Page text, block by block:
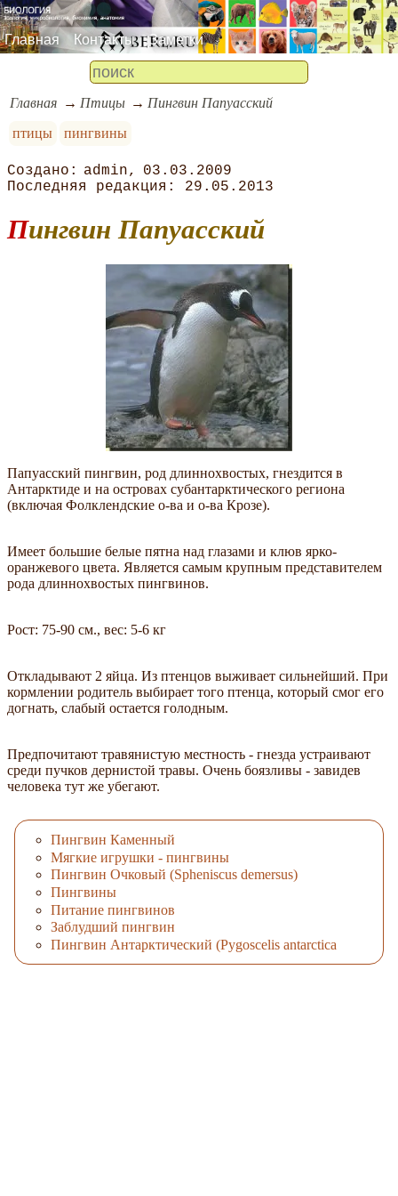
Главная Контакты Заметки
Главная Птицы
Пингвин Папуасский
птицы
пингвины
admin
03.03.2009
29.05.2013
Пингвин Папуасский
Папуасский пингвин, род длиннохвостых, гнездится в
Антарктиде и на островах субантарктического региона
(включая Фолклендские о-ва и о-ва Крозе).
Имеет большие белые пятна над глазами и клюв ярко-
оранжевого цвета. Является самым крупным представителем
рода длиннохвостых пингвинов.
Рост: 75-90 см., вес: 5-6 кг
Откладывают 2 яйца. Из птенцов выживает сильнейший. При
кормлении родитель выбирает того птенца, который смог его
догнать, слабый остается голодным.
Предпочитают травянистую местность - гнезда устраивают
среди пучков дернистой травы. Очень боязливы - завидев
человека тут же убегают.
Пингвин Каменный
Мягкие игрушки - пингвины
Пингвин Очковый (Spheniscus demersus)
Пингвины
Питание пингвинов
Заблудший пингвин
Пингвин Антарктический (Pygoscelis antarctica